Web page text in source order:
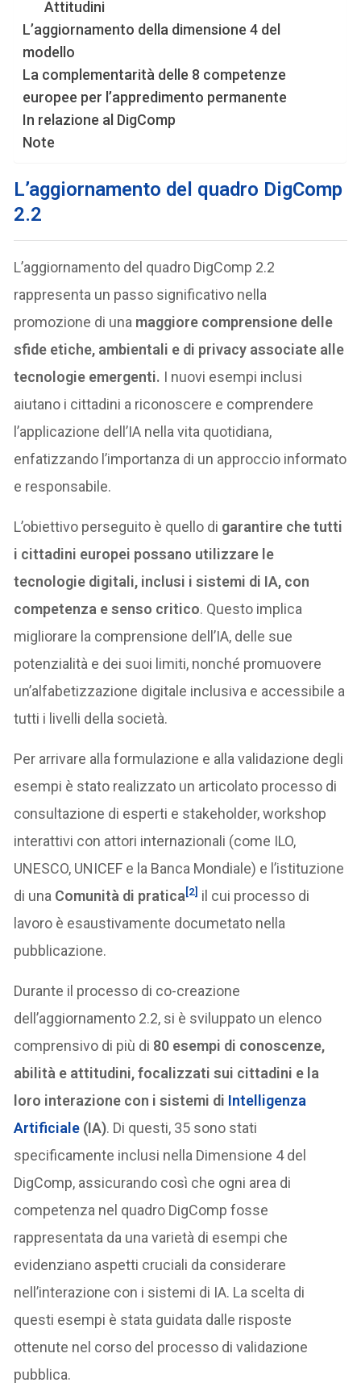
Attitudini
L’aggiornamento della dimensione 4 del
modello
La complementarità delle 8 competenze
europee per l’appredimento permanente
In relazione al DigComp
Note
L’aggiornamento del quadro DigComp
2.2
L’aggiornamento del quadro DigComp 2.2
rappresenta un passo significativo nella
promozione di una maggiore comprensione delle
sfide etiche, ambientali e di privacy associate alle
tecnologie emergenti. I nuovi esempi inclusi
aiutano i cittadini a riconoscere e comprendere
l’applicazione dell’IA nella vita quotidiana,
enfatizzando l’importanza di un approccio informato
e responsabile.
L’obiettivo perseguito è quello di garantire che tutti
i cittadini europei possano utilizzare le
tecnologie digitali, inclusi i sistemi di IA, con
competenza e senso critico. Questo implica
migliorare la comprensione dell’IA, delle sue
potenzialità e dei suoi limiti, nonché promuovere
un’alfabetizzazione digitale inclusiva e accessibile a
tutti i livelli della società.
Per arrivare alla formulazione e alla validazione degli
esempi è stato realizzato un articolato processo di
consultazione di esperti e stakeholder, workshop
interattivi con attori internazionali (come ILO,
UNESCO, UNICEF e la Banca Mondiale) e l’istituzione
di una Comunità di pratica[2] il cui processo di
lavoro è esaustivamente documetato nella
pubblicazione.
Durante il processo di co-creazione
dell’aggiornamento 2.2, si è sviluppato un elenco
comprensivo di più di 80 esempi di conoscenze,
abilità e attitudini, focalizzati sui cittadini e la
loro interazione con i sistemi di Intelligenza
Artificiale (IA). Di questi, 35 sono stati
specificamente inclusi nella Dimensione 4 del
DigComp, assicurando così che ogni area di
competenza nel quadro DigComp fosse
rappresentata da una varietà di esempi che
evidenziano aspetti cruciali da considerare
nell’interazione con i sistemi di IA. La scelta di
questi esempi è stata guidata dalle risposte
ottenute nel corso del processo di validazione
pubblica.